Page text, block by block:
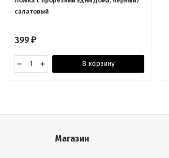
салатовый
399 ₽
В корзину
Магазин